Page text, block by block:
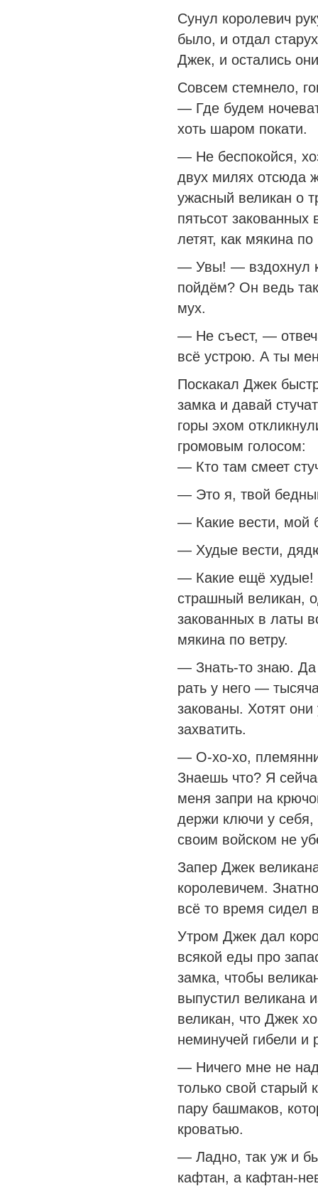
Сунул королевич
было, и отдал
Джек, и остались
Совсем стемнело,
— Где будем
хоть шаром покати.
— Не беспокойся,
двух милях отсюда
ужасный великан о
пятьсот
летят, как мякина по
— Увы! — вздохнул
пойдём? Он ведь
мух.
— Не съест, —
всё устрою. А ты
Поскакал Джек
замка и давай
горы эхом
громовым голосом:
— Кто там смеет
— Это я, твой
— Какие вести, мой
— Худые вести,
— Какие ещё худые!
страшный великан,
закованных в латы
мякина по ветру.
— Знать-то знаю. Да
рать у него —
закованы. Хотят они
захватить.
— О-хо-хо,
Знаешь что? Я
меня запри на
держи ключи у себя,
своим войском не
Запер Джек
королевичем.
всё то время сидел
Утром Джек дал
всякой еды про
замка, чтобы
выпустил великана
великан, что Джек
неминучей гибели и
— Ничего мне не
только свой
пару башмаков,
кроватью.
— Ладно, так уж и
кафтан, а кафтан-